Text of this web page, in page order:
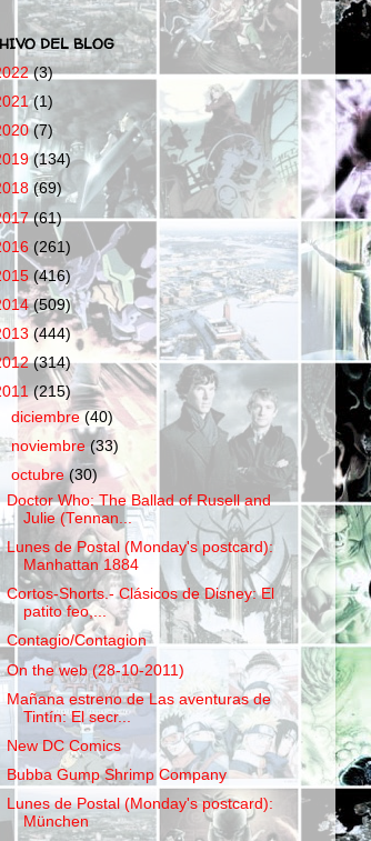
DEL BLOG
(3)
(1)
(7)
(134)
(69)
(61)
(261)
(416)
(509)
(444)
(314)
(215)
diciembre(40)
noviembre(33)
octubre(30)
Doctor Who: The Ballad of Rusell and
Julie (Tennan...
Lunes de Postal (Monday's postcard):
Manhattan 1884
Cortos-Shorts.- Clásicos de Disney: El
patito feo,...
Contagio/Contagion
On the web (28-10-2011)
Mañana estreno de Las aventuras de
Tintín: El secr...
New DC Comics
Bubba Gump Shrimp Company
Lunes de Postal (Monday's postcard):
München